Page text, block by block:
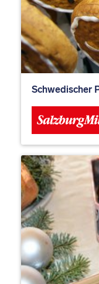
Schwedischer